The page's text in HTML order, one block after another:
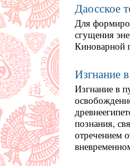
Даосское
Для
сгущения
Киноварной
Изгнание
Изгнание в
познания,
отречением